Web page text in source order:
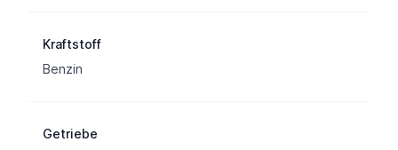
Kraftstoff
Benzin
Getriebe